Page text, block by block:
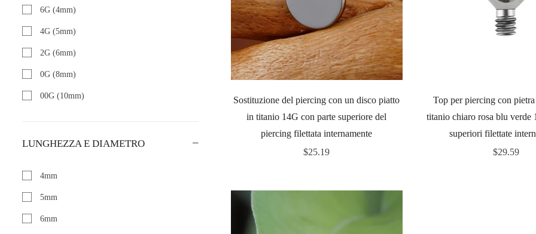
6G (4mm)
4G (5mm)
2G (6mm)
0G (8mm)
00G (10mm)
LUNGHEZZA E DIAMETRO
4mm
5mm
6mm
Sostituzione del piercing con un disco piatto
in titanio 14G con parte superiore del
piercing filettata internamente
Prezzo
$25.19
Top per piercing con
titanio chiaro rosa blu verde
superiori filettate
Prezzo
$29.59